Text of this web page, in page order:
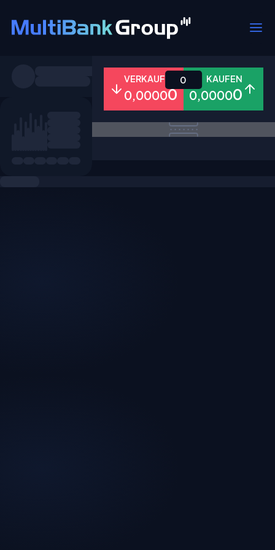
Alle Forex Metalle Aktien
VERKAUFEN
0,00000
KAUFEN
0,00000
0